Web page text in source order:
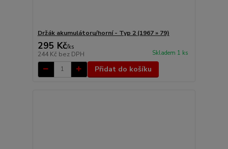
Držák akumulátoru/horní - Typ 2 (1967 » 79)
295 Kč/ks
244 Kč bez DPH Skladem 1 ks
Přidat do košíku